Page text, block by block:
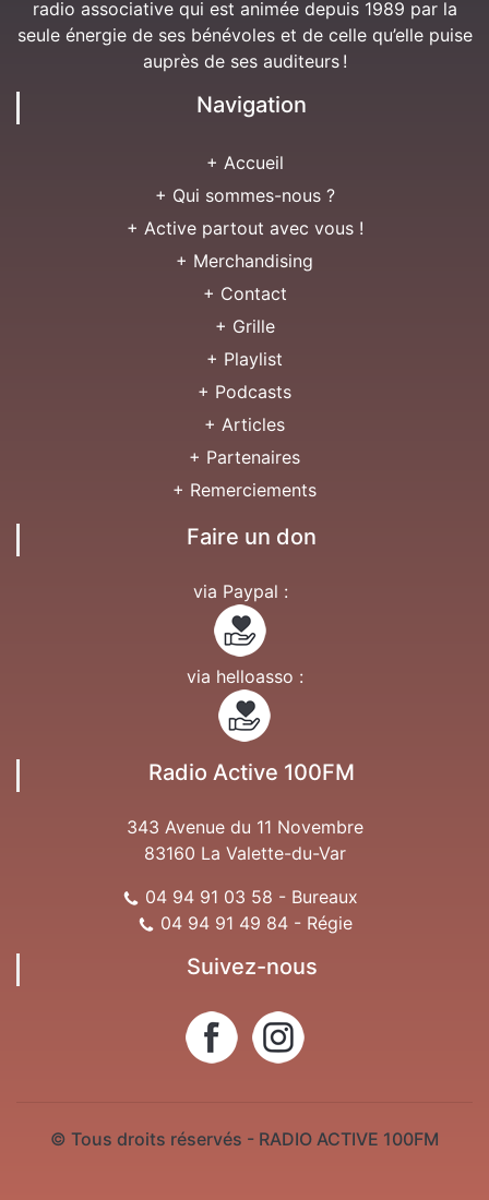
radio associative qui est animée depuis 1989 par la
seule énergie de ses bénévoles et de celle qu’elle puise
auprès de ses auditeurs !
Navigation
+ Accueil
+ Qui sommes-nous ?
+ Active partout avec vous !
+ Merchandising
+ Contact
+ Grille
+ Playlist
+ Podcasts
+ Articles
+ Partenaires
+ Remerciements
Faire un don
via Paypal :
via helloasso :
Radio Active 100FM
343 Avenue du 11 Novembre
83160 La Valette-du-Var
04 94 91 03 58 - Bureaux
04 94 91 49 84 - Régie
Suivez-nous
© Tous droits réservés - RADIO ACTIVE 100FM